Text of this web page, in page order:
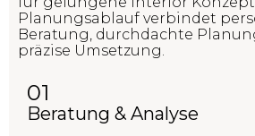
Planungsablauf verbindet
Beratung, durchdachte
präzise Umsetzung.
01
Beratung & Analyse